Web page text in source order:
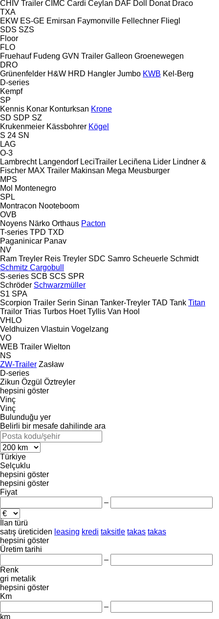
CHIV Trailer CIMC Cardi Ceylan DAF Doll Donat Draco
TXA
EKW ES-GE Emirsan Faymonville Fellechner Fliegl
SDS SZS
Floor
FLO
Fruehauf Fudeng GVN Trailer Galleon Groenewegen
DRO
Grünenfelder H&W HRD Hangler Jumbo KWB Kel-Berg
D-series
Kempf
SP
Kennis Konar Konturksan Krone
SD SDP SZ
Krukenmeier Kässbohrer Kögel
S 24 SN
LAG
O-3
Lambrecht Langendorf LeciTrailer Leciñena Lider Lindner &
Fischer MAX Trailer Makinsan Mega Meusburger
MPS
Mol Montenegro
SPL
Montracon Nooteboom
OVB
Noyens Närko Orthaus Pacton
T-series TPD TXD
Paganinicar Panav
NV
Ram Treyler Reis Treyler SDC Samro Scheuerle Schmidt
Schmitz Cargobull
S-series SCB SCS SPR
Schröder Schwarzmüller
S1 SPA
Scorpion Trailer Serin Sinan Tanker-Treyler TAD Tank Titan
Trailor Trias Turbos Hoet Tyllis Van Hool
VHLO
Veldhuizen Vlastuin Vogelzang
VO
WEB Trailer Wielton
NS
ZW-Trailer Zasław
D-series
Zikun Özgül Öztreyler
hepsini göster
Vinç
Vinç
Bulunduğu yer
Belirli bir mesafe dahilinde ara
Türkiye
Selçuklu
hepsini göster
hepsini göster
Fiyat
–
İlan türü
satış üreticiden leasing kredi taksitle takas takas
hepsini göster
Üretim tarihi
–
Renk
gri metalik
hepsini göster
Km
–
km